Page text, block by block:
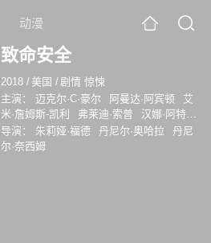
动漫
致命安全
2018 / 美国 /剧情 惊悚
主演：
迈克尔·C·豪尔 阿曼达·阿宾顿
艾
米·詹姆斯-凯利
弗莱迪·索普
汉娜·阿特
登
路易斯·格雷特雷克斯 英迪娅·福勒
拉
杰·保罗
乔普林·西伯顿
导演： 朱莉娅·福德 丹尼尔·奥哈拉
丹尼
尔·奈西姆